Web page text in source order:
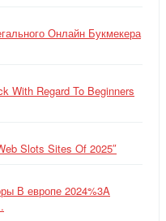
Онлайн Букмекера
With Regard To Beginners
Slots Sites Of 2025″
В европе 2024%3A